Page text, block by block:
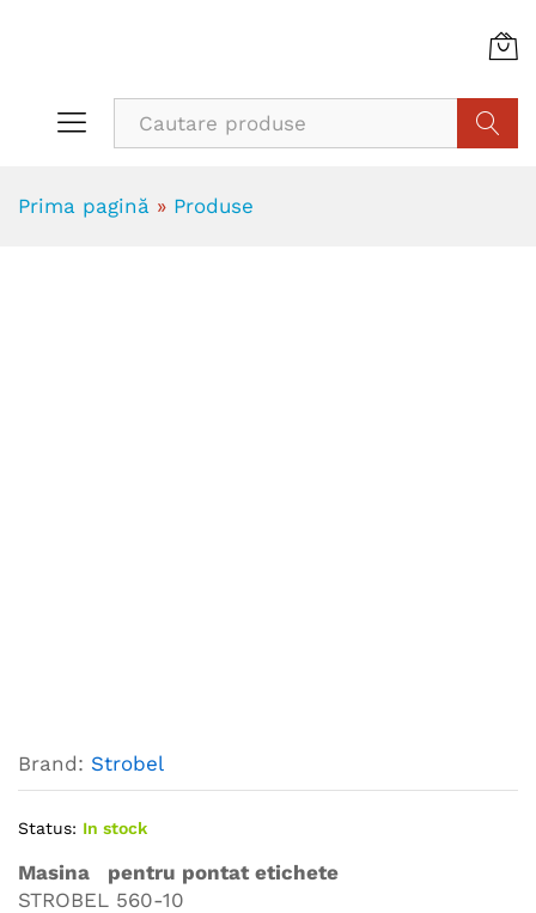
Prima pagină » Produse
Brand: Strobel
Status: In stock
Masina pentru pontat etichete
STROBEL 560-10